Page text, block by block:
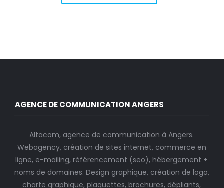
AGENCE DE COMMUNICATION ANGERS
Altacom, agence de communication à Angers.
Webagency, création de sites internet, commerce en
ligne, e-mailing, référencement (seo), hébergement +
noms de domaines. Design graphique, création de logo,
charte graphique, plaquettes, brochures, dépliants,